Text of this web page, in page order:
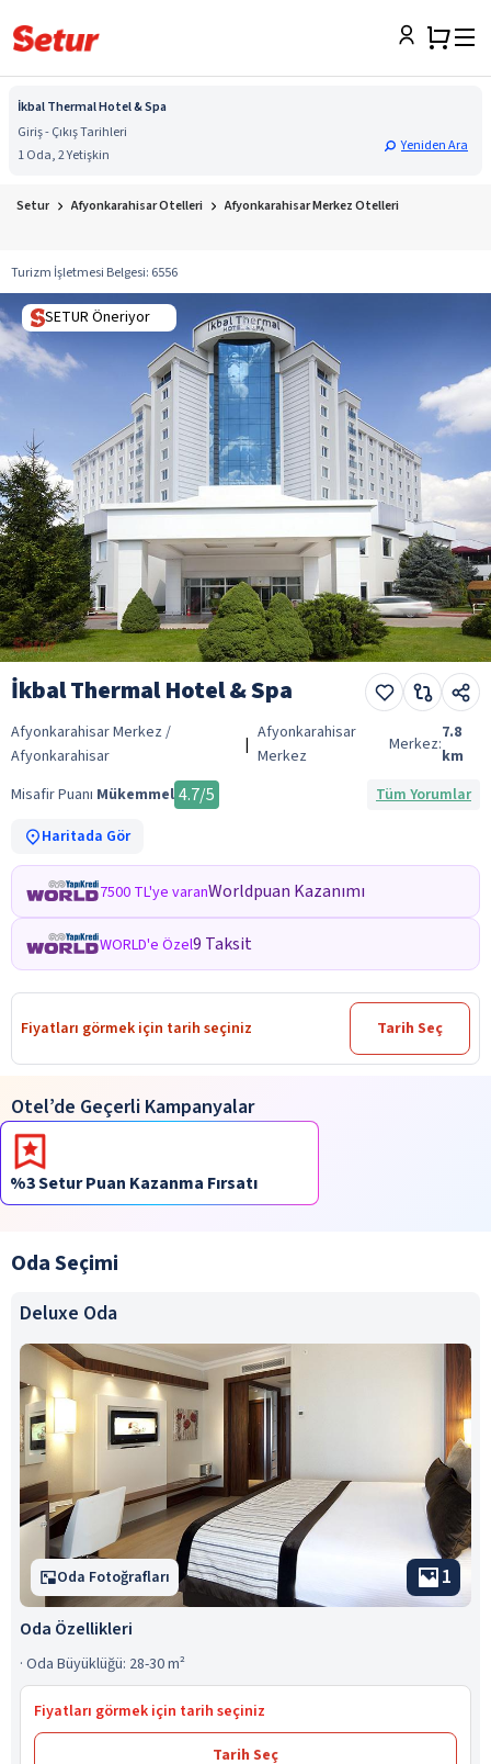
İkbal Thermal Hotel & Spa
Giriş - Çıkış Tarihleri
1 Oda, 2 Yetişkin
Yeniden Ara
Setur Afyonkarahisar Otelleri Afyonkarahisar Merkez Otelleri
Turizm İşletmesi Belgesi: 6556
SETUR Öneriyor
İkbal Thermal Hotel & Spa
Afyonkarahisar Merkez /
Afyonkarahisar
|
Afyonkarahisar
Merkez
Merkez:
7.8
km
Misafir Puanı Mükemmel 4.7/5
Tüm Yorumlar
Haritada Gör
7500 TL'ye varanWorldpuan Kazanımı
WORLD'e Özel9 Taksit
Fiyatları görmek için tarih seçiniz Tarih Seç
Otel’de Geçerli Kampanyalar
%3 Setur Puan Kazanma Fırsatı
Oda Seçimi
Deluxe Oda
Oda Fotoğrafları 1
Oda Özellikleri
· Oda Büyüklüğü: 28-30 m²
Fiyatları görmek için tarih seçiniz
Tarih Seç